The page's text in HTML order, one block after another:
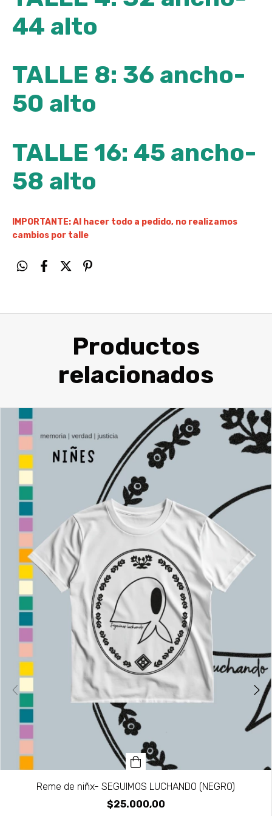
44 alto
TALLE 8: 36 ancho-
50 alto
TALLE 16: 45 ancho-
58 alto
IMPORTANTE: Al hacer todo a pedido, no realizamos
cambios por talle
Productos
relacionados
Reme de niñx- SEGUIMOS LUCHANDO (NEGRO)
$25.000,00